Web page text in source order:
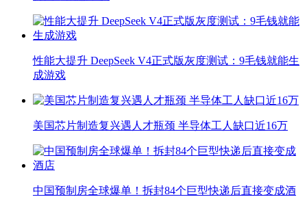
性能大提升 DeepSeek V4正式版灰度测试：9毛钱就能生
成游戏
美国芯片制造复兴遇人才瓶颈 半导体工人缺口近16万
中国预制房全球爆单！拆封84个巨型快递后直接变成酒